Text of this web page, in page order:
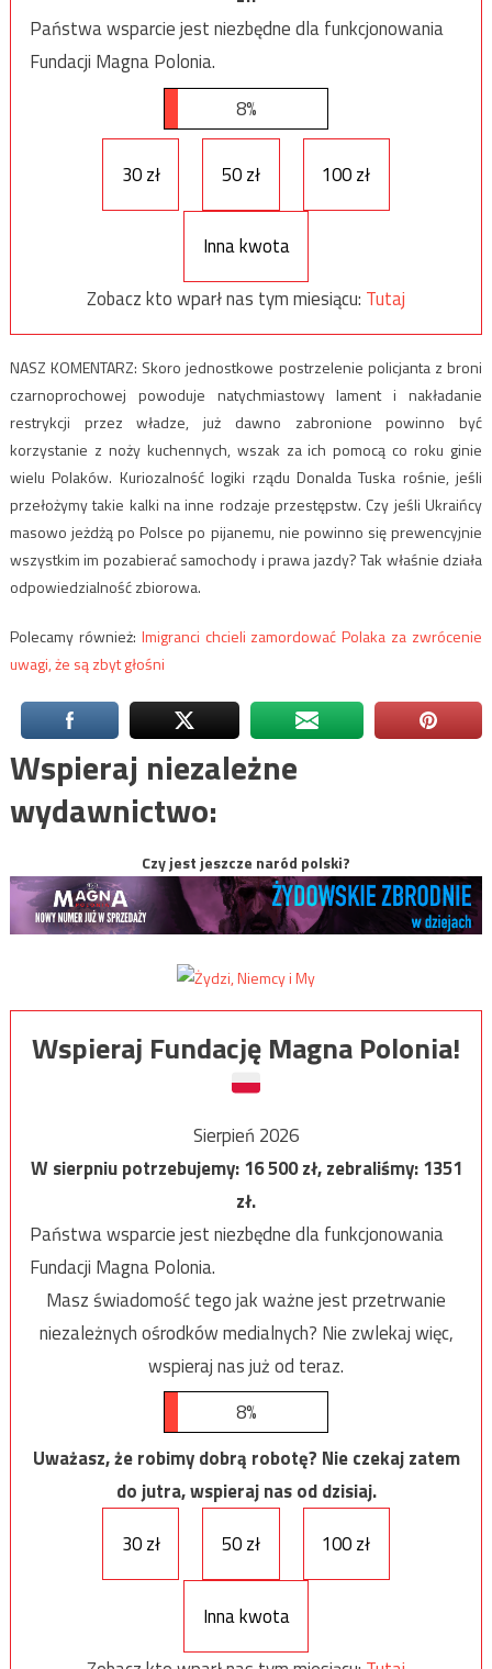
Państwa wsparcie jest niezbędne dla funkcjonowania
Fundacji Magna Polonia.
8%
30 zł 50 zł 100 zł
Inna kwota
Zobacz kto wparł nas tym miesiącu: Tutaj
NASZ KOMENTARZ: Skoro jednostkowe postrzelenie policjanta z broni
czarnoprochowej powoduje natychmiastowy lament i nakładanie
restrykcji przez władze, już dawno zabronione powinno być
korzystanie z noży kuchennych, wszak za ich pomocą co roku ginie
wielu Polaków. Kuriozalność logiki rządu Donalda Tuska rośnie, jeśli
przełożymy takie kalki na inne rodzaje przestępstw. Czy jeśli Ukraińcy
masowo jeżdżą po Polsce po pijanemu, nie powinno się prewencyjnie
wszystkim im pozabierać samochody i prawa jazdy? Tak właśnie działa
odpowiedzialność zbiorowa.
Polecamy również: Imigranci chcieli zamordować Polaka za zwrócenie
uwagi, że są zbyt głośni
Wspieraj niezależne
wydawnictwo:
Czy jest jeszcze naród polski?
Wspieraj Fundację Magna Polonia!
Sierpień 2026
W sierpniu potrzebujemy:16 500zł, zebraliśmy:1351
zł.
Państwa wsparcie jest niezbędne dla funkcjonowania
Fundacji Magna Polonia.
Masz świadomość tego jak ważne jest przetrwanie
niezależnych ośrodków medialnych? Nie zwlekaj więc,
wspieraj nas już od teraz.
8%
Uważasz, że robimy dobrą robotę? Nie czekaj zatem
do jutra, wspieraj nas od dzisiaj.
30 zł
50 zł 100 zł
Inna kwota